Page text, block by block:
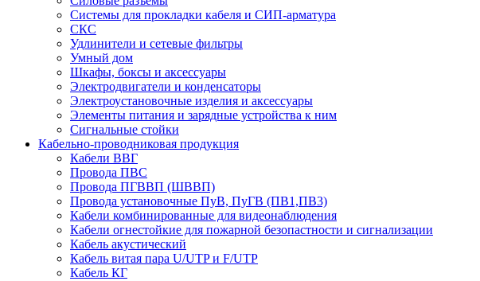
Системы для прокладки кабеля и СИП-арматура
СКС
Удлинители и сетевые фильтры
Умный дом
Шкафы, боксы и аксессуары
Электродвигатели и конденсаторы
Электроустановочные изделия и аксессуары
Элементы питания и зарядные устройства к ним
Сигнальные стойки
Кабельно-проводниковая продукция
Кабели ВВГ
Провода ПВС
Провода ПГВВП (ШВВП)
Провода установочные ПуВ, ПуГВ (ПВ1,ПВ3)
Кабели комбинированные для видеонаблюдения
Кабели огнестойкие для пожарной безопастности и сигнализации
Кабель акустический
Кабель витая пара U/UTP и F/UTP
Кабель КГ